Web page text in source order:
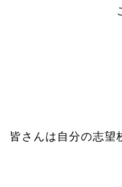
皆さんは自分の志望